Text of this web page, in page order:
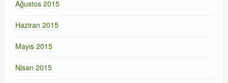
Ağustos 2015
Haziran 2015
Mayıs 2015
Nisan 2015